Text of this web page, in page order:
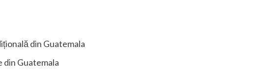
din Guatemala
din Guatemala